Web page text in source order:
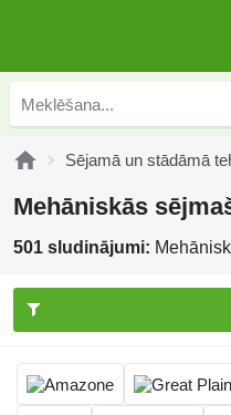
Sējamā un stādāmā
Mehāniskās
501 sludinājumi: